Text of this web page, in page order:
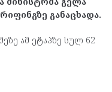
განაცხადა.
ამ ეტაპზე სულ 62